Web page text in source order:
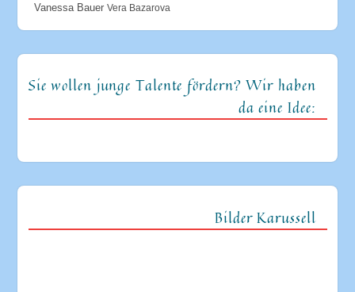
Vanessa Bauer Vera Bazarova
Sie wollen junge Talente fördern? Wir haben
da eine Idee:
Bilder Karussell